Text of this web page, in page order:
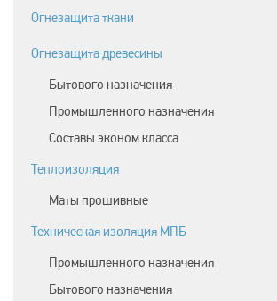
Огнезащита ткани
Огнезащита древесины
Бытового назначения
Промышленного назначения
Составы эконом класса
Теплоизоляция
Маты прошивные
Техническая изоляция МПБ
Промышленного назначения
Бытового назначения